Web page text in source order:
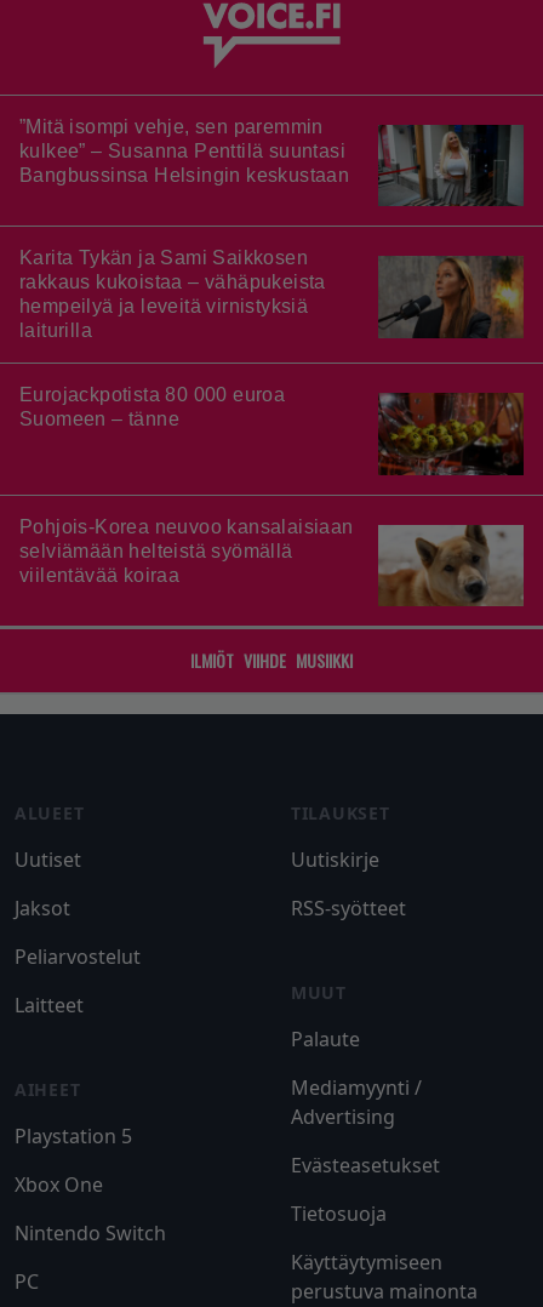
”Mitä isompi vehje, sen paremmin
kulkee” – Susanna Penttilä suuntasi
Bangbussinsa Helsingin keskustaan
Karita Tykän ja Sami Saikkosen
rakkaus kukoistaa – vähäpukeista
hempeilyä ja leveitä virnistyksiä
laiturilla
Eurojackpotista 80 000 euroa
Suomeen – tänne
Pohjois-Korea neuvoo kansalaisiaan
selviämään helteistä syömällä
viilentävää koiraa
ILMIÖT VIIHDE MUSIIKKI
ALUEET
Uutiset
Jaksot
Peliarvostelut
Laitteet
AIHEET
Playstation 5
Xbox One
Nintendo Switch
PC
TILAUKSET
Uutiskirje
RSS-syötteet
MUUT
Palaute
Mediamyynti /
Advertising
Evästeasetukset
Tietosuoja
Käyttäytymiseen
perustuva mainonta